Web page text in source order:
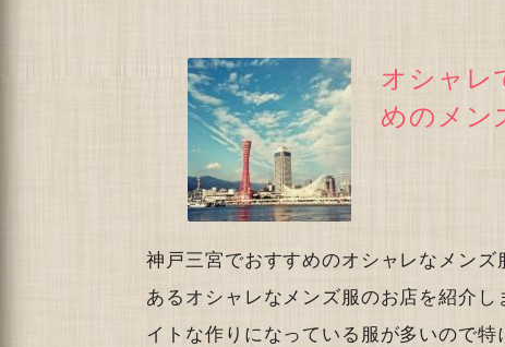
オシャレ
めのメン
神戸三宮でおすすめのオシャレなメン
あるオシャレなメンズ服のお店を紹介
イトな作りになっている服が多いので